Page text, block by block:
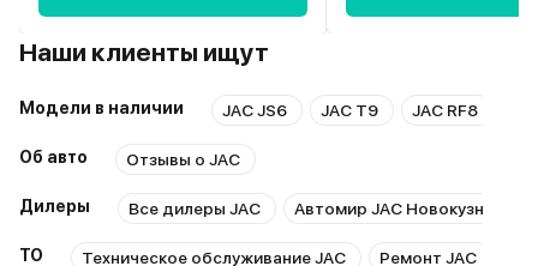
Наши клиенты ищут
Модели в наличии JAC JS6 JAC T9 JAC RF8
Об авто Отзывы о JAC
Дилеры Все дилеры JAC Автомир JAC Новокузнецк
ТО Техническое обслуживание JAC Ремонт JAC